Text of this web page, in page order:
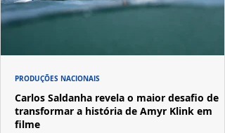
Carlos Saldanha revela o maior desafio de
transformar a história de Amyr Klink em
filme
PRODUÇÕES NACIONAIS